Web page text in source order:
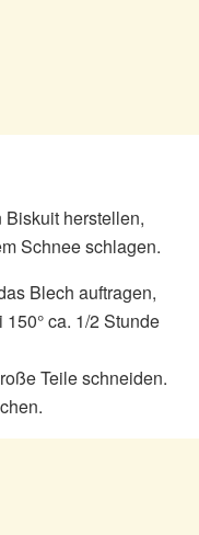
herstellen,
Schnee schlagen.
Blech auftragen,
ca. 1/2 Stunde
Teile schneiden.